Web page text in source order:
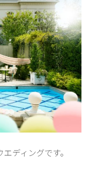
ディングです。